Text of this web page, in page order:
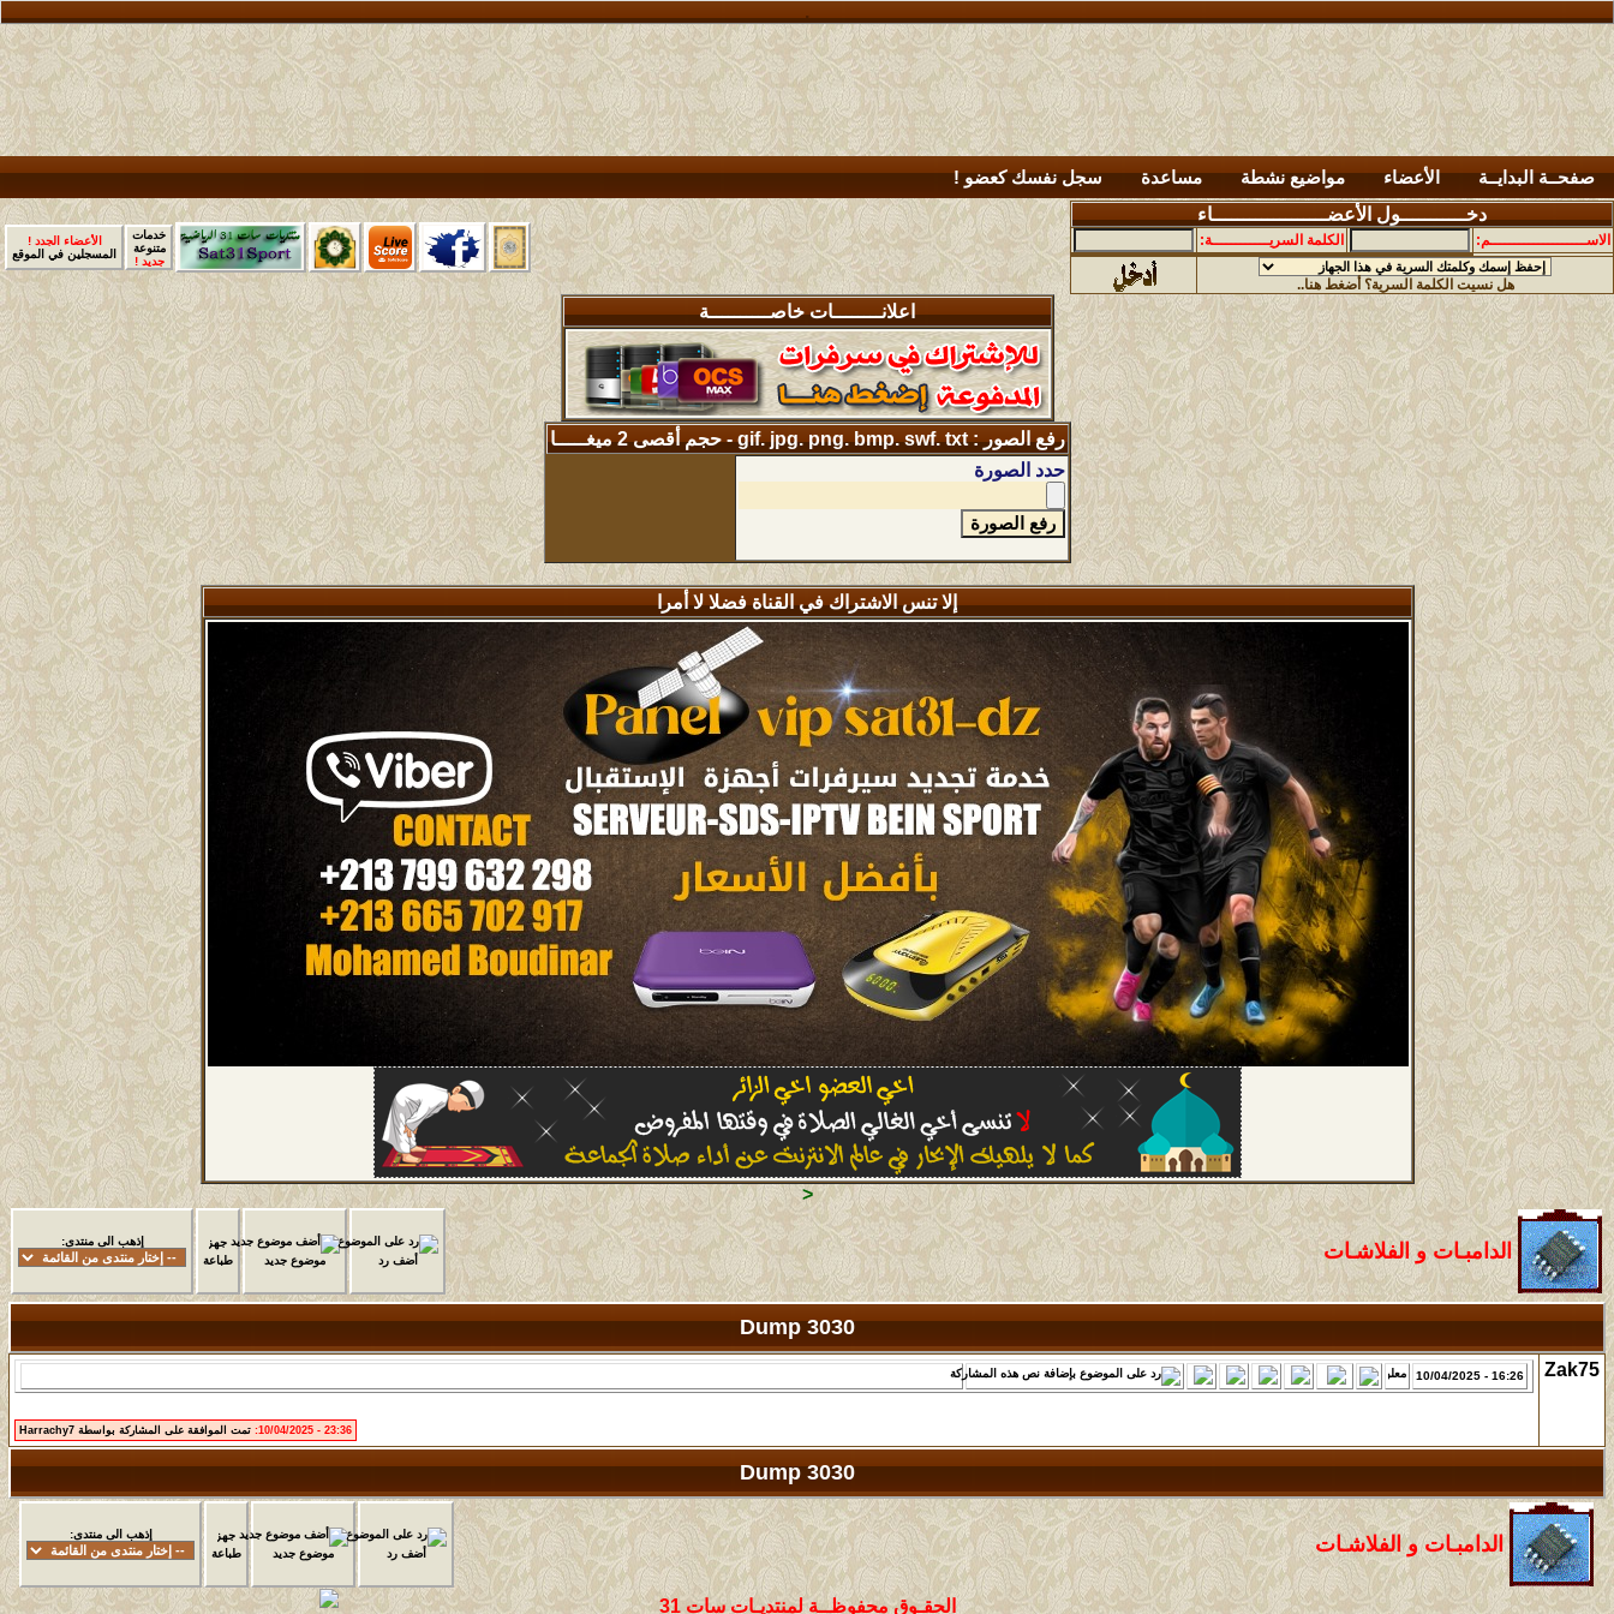
.
صفحــة البدايــة الأعضاء مواضيع نشطة مساعدة
سجل نفسك كعضو !
دخـــــــــــول الأعضـــــــــــــــــــاء
الاســــــــــــــــــــم: الكلمة السريــــــــــــة:
هل نسيت الكلمة السرية؟ أضغط هنا..
خدمات
متنوعة
جديد !
الأعضاء الجدد !
المسجلين في الموقع
اعلانــــــــات خاصــــــــــة
رفع الصور : gif. jpg. png. bmp. swf. txt - حجم أقصى 2 ميغـــــا
حدد الصورة
إلا تنس الاشتراك في القناة فضلا لا أمرا
<
الدامبـات و الفلاشـات أضف رد موضوع جديد طباعة
إذهب الى منتدى:
Dump 3030
Zak75
16:26 - 10/04/2025
23:36 - 10/04/2025: تمت الموافقة على المشاركة بواسطة Harrachy7
Dump 3030
الدامبـات و الفلاشـات أضف رد موضوع جديد طباعة
إذهب الى منتدى:
الحقـوق محفوظــة لمنتديـات سات 31